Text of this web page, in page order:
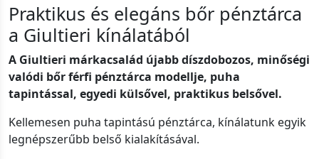
Praktikus és elegáns bőr pénztárca
a Giultieri kínálatából
A Giultieri márkacsalád újabb díszdobozos, minőségi
valódi bőr férfi pénztárca modellje, puha
tapintással, egyedi külsővel, praktikus belsővel.
Kellemesen puha tapintású pénztárca, kínálatunk egyik
legnépszerűbb belső kialakításával.